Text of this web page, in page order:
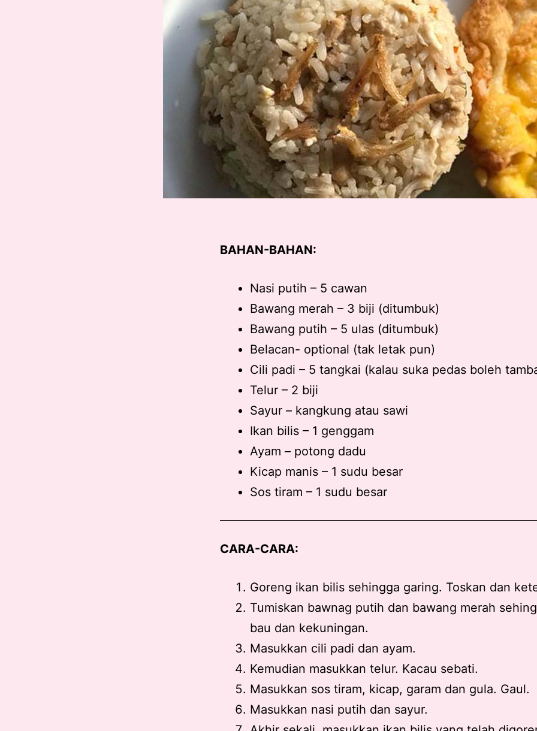
BAHAN-BAHAN:
Nasi putih – 5 cawan
Bawang merah – 3 biji (ditumbuk)
Bawang putih – 5 ulas (ditumbuk)
Belacan- optional (tak letak pun)
Cili padi – 5 tangkai (kalau suka pedas boleh
Telur – 2 biji
Sayur – kangkung atau sawi
Ikan bilis – 1 genggam
Ayam – potong dadu
Kicap manis – 1 sudu besar
Sos tiram – 1 sudu besar
CARA-CARA:
Goreng ikan bilis sehingga garing. Toskan dan
Tumiskan bawnag putih dan bawang merah
bau dan kekuningan.
Masukkan cili padi dan ayam.
Kemudian masukkan telur. Kacau sebati.
Masukkan sos tiram, kicap, garam dan gula. Gaul.
Masukkan nasi putih dan sayur.